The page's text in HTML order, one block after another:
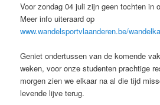
Voor zondag 04 juli zijn geen tochten in
Meer info uiteraard op
www.wandelsportvlaanderen.be/
Geniet ondertussen van de komende
weken, voor onze studenten prachtige
morgen zien we elkaar na al die tijd
levende lijve terug.